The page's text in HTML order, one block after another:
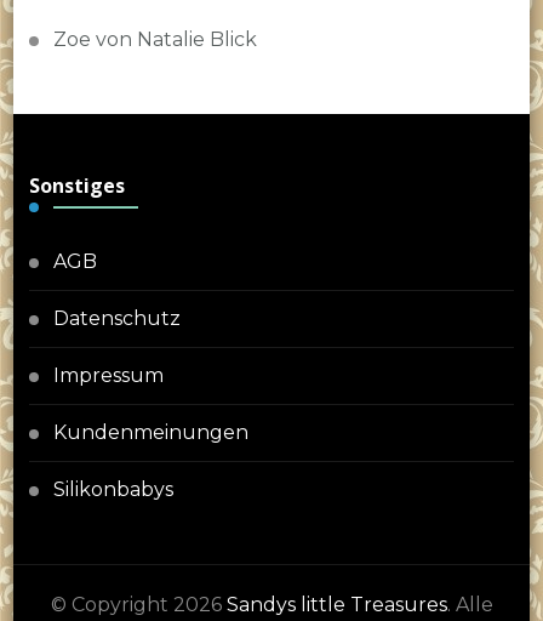
Zoe von Natalie Blick
Sonstiges
AGB
Datenschutz
Impressum
Kundenmeinungen
Silikonbabys
© Copyright 2026 Sandys little Treasures. Alle